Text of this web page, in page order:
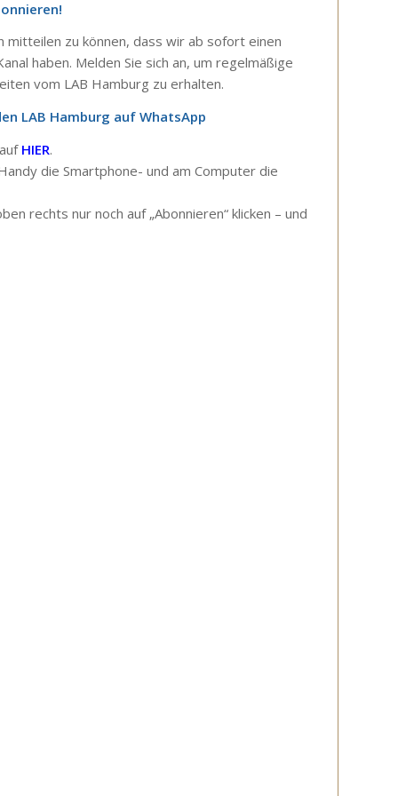
mitteilen zu können, dass wir ab sofort einen
haben. Melden Sie sich an, um regelmäßige
vom LAB Hamburg zu erhalten.
LAB Hamburg auf WhatsApp
HIER.
die Smartphone- und am Computer die
rechts nur noch auf „Abonnieren“ klicken – und